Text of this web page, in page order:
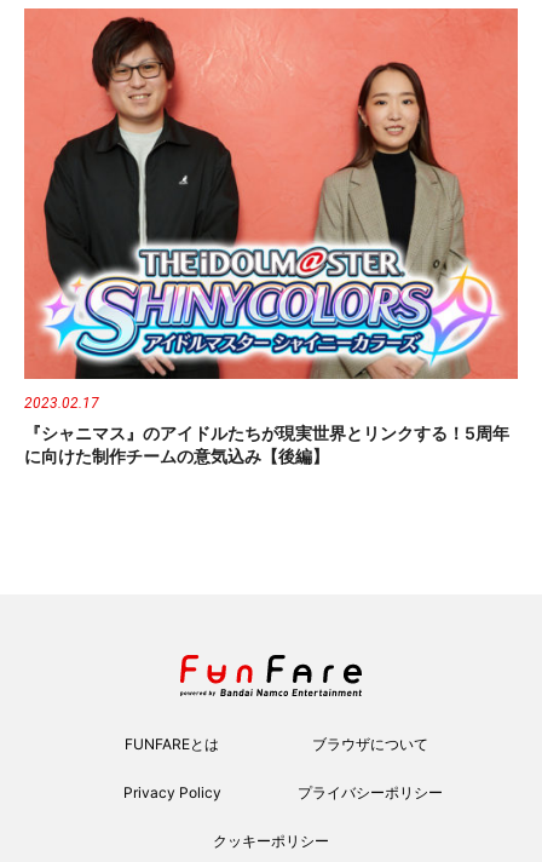
2023.02.17
『シャニマス』のアイドルたちが現実世界とリンクする！5周年
に向けた制作チームの意気込み【後編】
FUNFAREとは ブラウザについて
Privacy Policy プライバシーポリシー
クッキーポリシー